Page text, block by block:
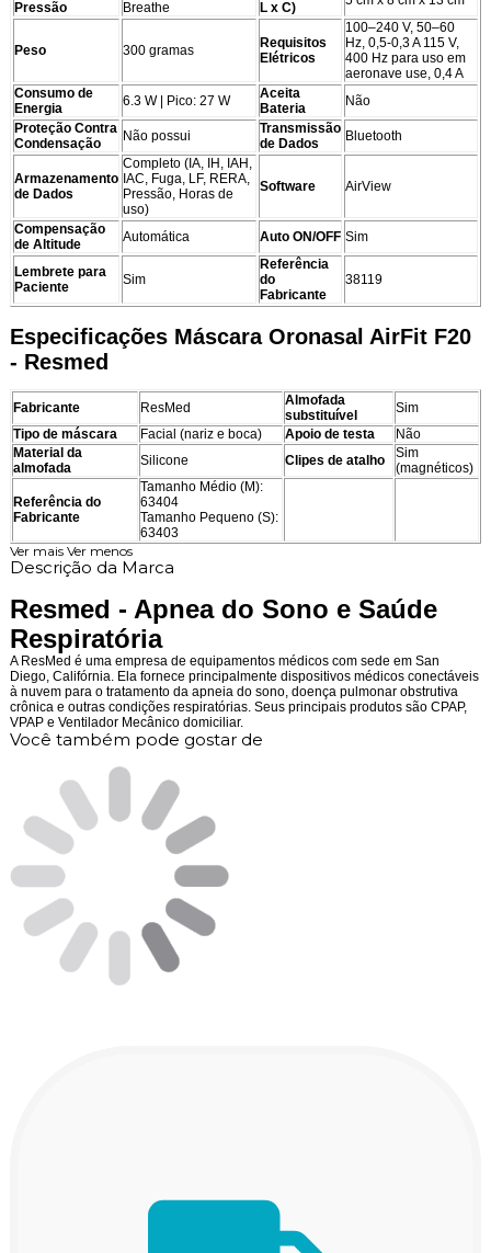
Pressão
Breathe
L x C)
Peso 300 gramas
Requisitos
Elétricos
100–240 V, 50–60
Hz, 0,5-0,3 A 115 V,
400 Hz para uso em
aeronave use, 0,4 A
Consumo de
Energia
6.3 W | Pico: 27 W
Aceita
Bateria
Não
Proteção Contra
Condensação
Não possui
Transmissão
de Dados
Bluetooth
Armazenamento
de Dados
Completo (IA, IH, IAH,
IAC, Fuga, LF, RERA,
Pressão, Horas de
uso)
Software AirView
Compensação
de Altitude
Automática Auto ON/OFF Sim
Lembrete para
Paciente
Sim
Referência
do
Fabricante
38119
Especificações Máscara Oronasal AirFit F20
- Resmed
Fabricante ResMed
Almofada
substituível
Sim
Tipo de máscara
Facial (nariz e boca) Apoio de testa
Não
Material da
almofada
Silicone Clipes de atalho
Sim
(magnéticos)
Referência do
Fabricante
Tamanho Médio (M):
63404
Tamanho Pequeno (S):
63403
Ver mais Ver menos
Descrição da Marca
Resmed - Apnea do Sono e Saúde
Respiratória
A ResMed é uma empresa de equipamentos médicos com sede em San
Diego, Califórnia. Ela fornece principalmente dispositivos médicos conectáveis
​​à nuvem para o tratamento da apneia do sono, doença pulmonar obstrutiva
crônica e outras condições respiratórias. Seus principais produtos são CPAP,
VPAP e Ventilador Mecânico domiciliar.
Você também pode gostar de